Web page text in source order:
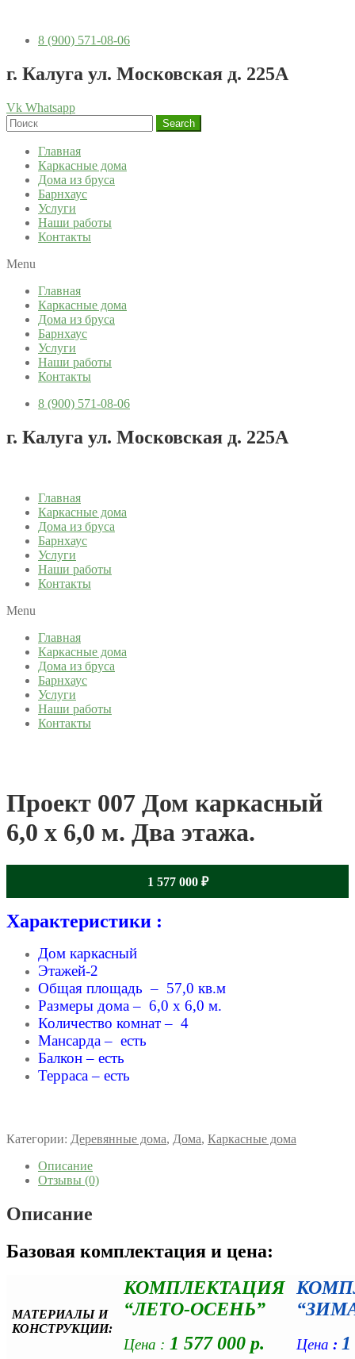
8 (900) 571-08-06
г. Калуга ул. Московская д. 225А
Vk Whatsapp
Search
Главная
Каркасные дома
Дома из бруса
Барнхаус
Услуги
Наши работы
Контакты
Menu
Главная
Каркасные дома
Дома из бруса
Барнхаус
Услуги
Наши работы
Контакты
8 (900) 571-08-06
г. Калуга ул. Московская д. 225А
Главная
Каркасные дома
Дома из бруса
Барнхаус
Услуги
Наши работы
Контакты
Menu
Главная
Каркасные дома
Дома из бруса
Барнхаус
Услуги
Наши работы
Контакты
Проект 007 Дом каркасный
6,0 x 6,0 м. Два этажа.
1 577 000 ₽
Характеристики :
Дом каркасный
Этажей-2
Общая площадь – 57,0 кв.м
Размеры дома – 6,0 x 6,0 м.
Количество комнат – 4
Мансарда – есть
Балкон – есть
Терраса – есть
Категории: Деревянные дома, Дома, Каркасные дома
Описание
Отзывы (0)
Описание
Базовая комплектация и цена:
МАТЕРИАЛЫ И
КОНСТРУКЦИИ:
КОМПЛЕКТАЦИЯ
“ЛЕТО-ОСЕНЬ”
Цена : 1 577 000 р. Цена :